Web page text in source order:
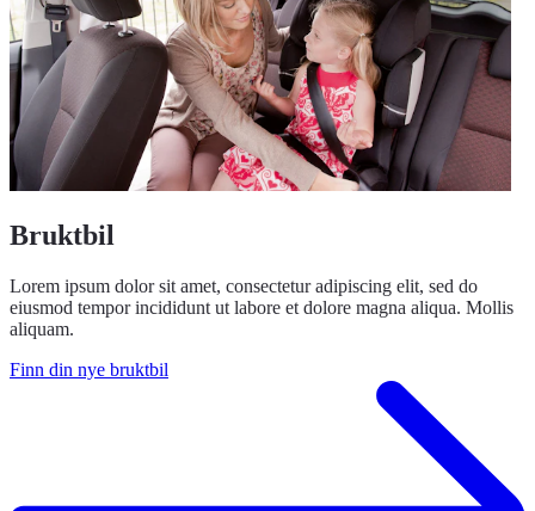
Bruktbil
Lorem ipsum dolor sit amet, consectetur adipiscing elit, sed do
eiusmod tempor incididunt ut labore et dolore magna aliqua. Mollis
aliquam.
Finn din nye bruktbil